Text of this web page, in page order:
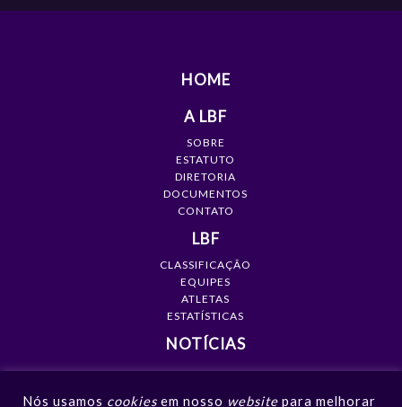
HOME
A LBF
SOBRE
ESTATUTO
DIRETORIA
DOCUMENTOS
CONTATO
LBF
CLASSIFICAÇÃO
EQUIPES
ATLETAS
ESTATÍSTICAS
NOTÍCIAS
Nós usamos cookies em nosso website para melhorar